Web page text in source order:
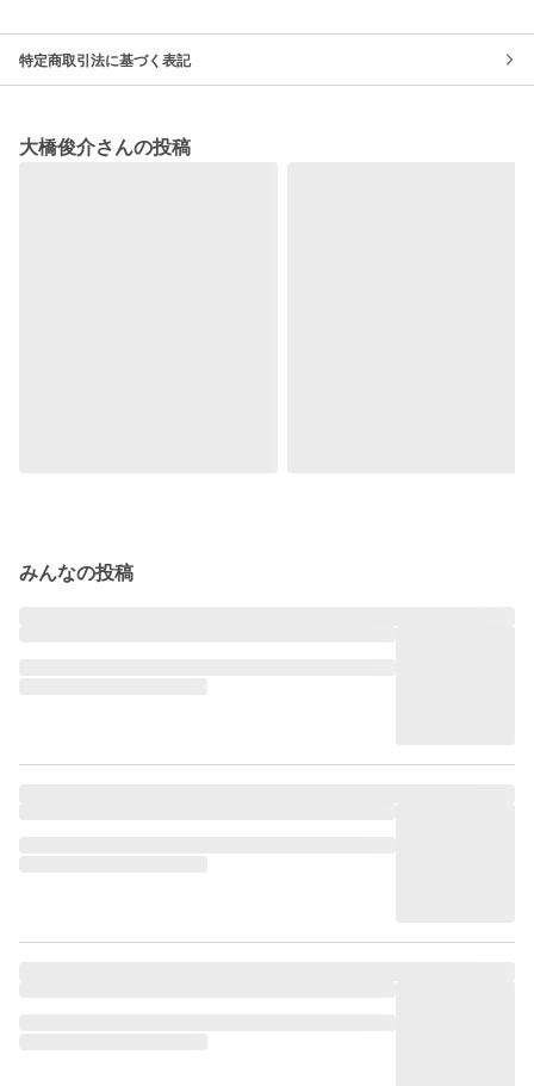
特定商取引法に基づく表記
大橋俊介さんの投稿
みんなの投稿